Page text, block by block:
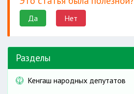
Да Нет
Разделы
Кенгаш народных депутатов